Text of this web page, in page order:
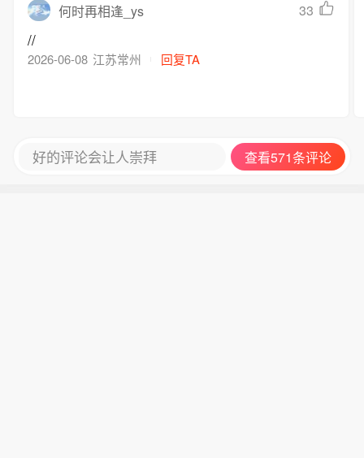
何时再相逢_ys 33
//
2026-06-08 江苏常州 回复TA
好的评论会让人崇拜 查看571条评论